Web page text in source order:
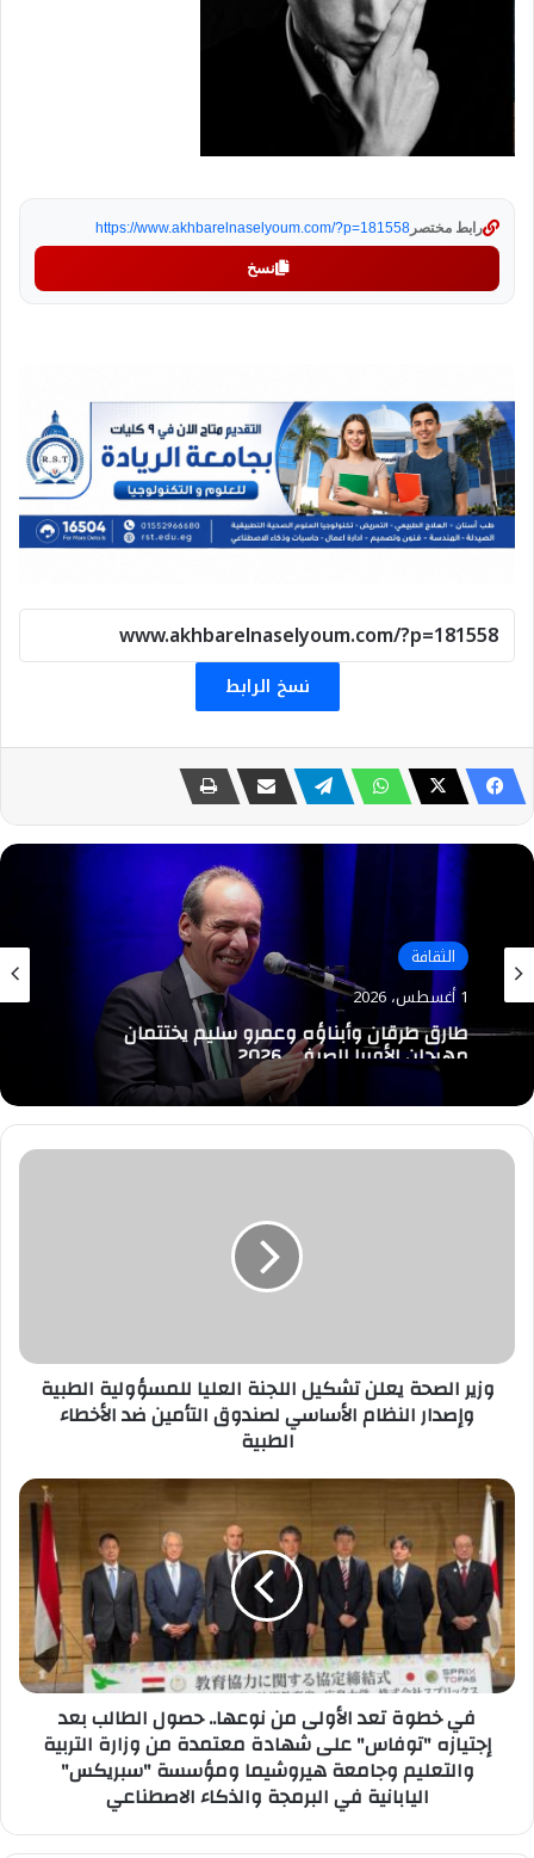
رابط مختصر https://www.akhbarelnaselyoum.com/?p=181558
نسخ
نسخ الرابط
الثقافة
1 أغسطس، 2026
طارق طرقان وأبناؤه وعمرو سليم يختتمان
مهرجان الأوبرا الصيفي 2026
وزير
وإصدار
النظام
الأساسي
لصندوق
ضد
الأخطاء
الطبية
وزير الصحة يعلن تشكيل اللجنة العليا للمسؤولية الطبية
وإصدار النظام الأساسي لصندوق التأمين ضد الأخطاء
الطبية
في
خطوة
تعد
الأولى
من
نوعها..
حصول
الطالب
بعد
إجتيازه
"توفاس"
على
شهادة
من
في خطوة تعد الأولى من نوعها.. حصول الطالب بعد
إجتيازه "توفاس" على شهادة معتمدة من وزارة التربية
والتعليم وجامعة هيروشيما ومؤسسة "سبريكس"
اليابانية في البرمجة والذكاء الاصطناعي